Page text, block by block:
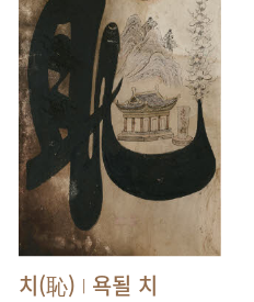
치(恥) | 욕될 치